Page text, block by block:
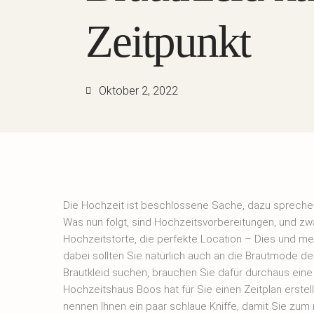
Zeitpunkt
Oktober 2, 2022
Die Hochzeit ist beschlossene Sache, dazu
Was nun folgt, sind Hochzeitsvorbereitungen, und
Hochzeitstorte, die perfekte Location – Dies und
dabei sollten Sie natürlich auch an die Brautmode
Brautkleid suchen, brauchen Sie dafür durchaus
Hochzeitshaus Boos hat für Sie einen Zeitplan
nennen Ihnen ein paar schlaue Kniffe, damit Sie